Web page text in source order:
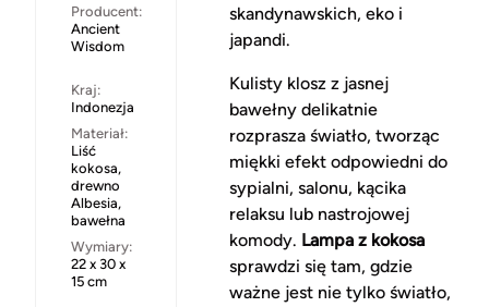
Producent:
Ancient
Wisdom
Kraj:
Indonezja
Materiał:
Liść
kokosa,
drewno
Albesia,
bawełna
Wymiary:
22 x 30 x
15 cm
skandynawskich, eko i
japandi.
Kulisty klosz z jasnej
bawełny delikatnie
rozprasza światło, tworząc
miękki efekt odpowiedni do
sypialni, salonu, kącika
relaksu lub nastrojowej
komody. Lampa z kokosa
sprawdzi się tam, gdzie
ważne jest nie tylko światło,